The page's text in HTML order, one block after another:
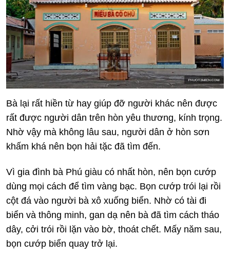
Bà lại rất hiền từ hay giúp đỡ người khác nên được
rất được người dân trên hòn yêu thương, kính trọng.
Nhờ vậy mà không lâu sau, người dân ở hòn sơn
khấm khá nên bọn hải tặc đã tìm đến.
Vì gia đình bà Phú giàu có nhất hòn, nên bọn cướp
dùng mọi cách để tìm vàng bạc. Bọn cướp trói lại rồi
cột đá vào người bà xô xuống biển. Nhờ có tài đi
biển và thông minh, gan dạ nên bà đã tìm cách tháo
dây, cởi trói rồi lặn vào bờ, thoát chết. Mấy năm sau,
bọn cướp biển quay trở lại.